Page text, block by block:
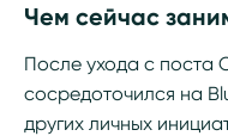
Чем сейчас
После ухода с поста
сосредоточился на
других личных